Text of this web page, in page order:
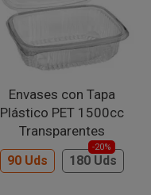
Envases con Tapa
Plástico PET 1500cc
Transparentes
90 Uds 180 Uds
-20%